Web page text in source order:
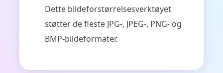
Dette bildeforstørrelsesverktøyet
støtter de fleste JPG-, JPEG-, PNG- og
BMP-bildeformater.